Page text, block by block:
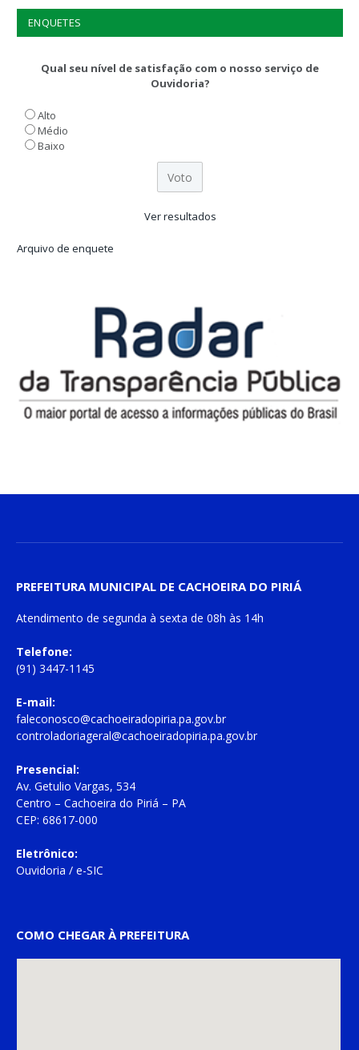
ENQUETES
Qual seu nível de satisfação com o nosso serviço de
Ouvidoria?
Alto
Médio
Baixo
Ver resultados
Arquivo de enquete
PREFEITURA MUNICIPAL DE CACHOEIRA DO PIRIÁ
Atendimento de segunda à sexta de 08h às 14h
Telefone:
(91) 3447-1145
E-mail:
faleconosco@cachoeiradopiria.pa.gov.br
controladoriageral@cachoeiradopiria.pa.gov.br
Presencial:
Av. Getulio Vargas, 534
Centro – Cachoeira do Piriá – PA
CEP: 68617-000
Eletrônico:
Ouvidoria / e-SIC
COMO CHEGAR À PREFEITURA